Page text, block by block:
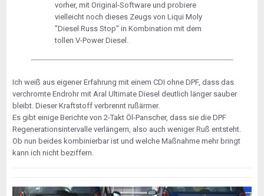
vorher, mit Original-Software und probiere
vielleicht noch dieses Zeugs von Liqui Moly
"Diesel Russ Stop" in Kombination mit dem
tollen V-Power Diesel.
Ich weiß aus eigener Erfahrung mit einem CDI ohne DPF, dass das
verchromte Endrohr mit Aral Ultimate Diesel deutlich länger sauber
bleibt. Dieser Kraftstoff verbrennt rußärmer.
Es gibt einige Berichte von 2-Takt Öl-Panscher, dass sie die DPF
Regenerationsintervalle verlängern, also auch weniger Ruß entsteht.
Ob nun beides kombinierbar ist und welche Maßnahme mehr bringt
kann ich nicht beziffern.